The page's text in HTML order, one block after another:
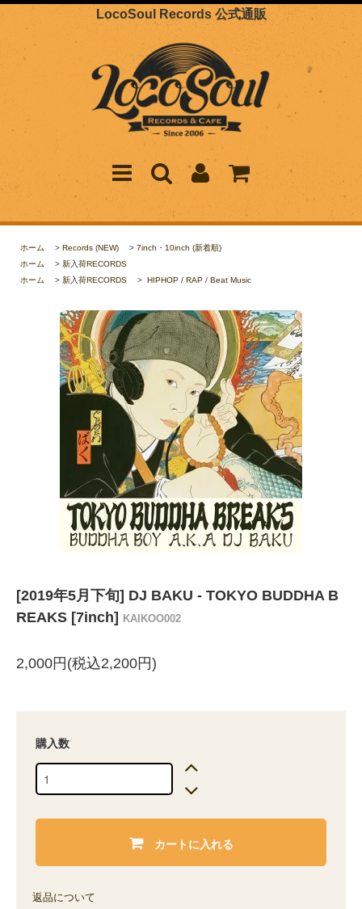
LocoSoul Records 公式通販
ホーム > Records (NEW) > 7inch・10inch (新着順)
ホーム
> 新入荷RECORDS
ホーム
> 新入荷RECORDS > HIPHOP / RAP / Beat Music
[2019年5月下旬] DJ BAKU - TOKYO BUDDHA B
REAKS [7inch]
KAIKOO002
2,000円(税込2,200円)
購入数
カートに入れる
返品について